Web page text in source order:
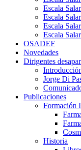
Escala
Escala
Escala
Escala
OSADEF
Novedades
Dirigentes
Jorge Di
Publicaciones
Formación
Historia